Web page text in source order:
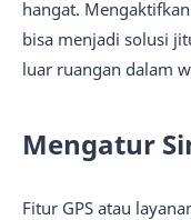
hangat.
bisa menjadi solusi
luar ruangan dalam
Mengatur
Fitur GPS atau